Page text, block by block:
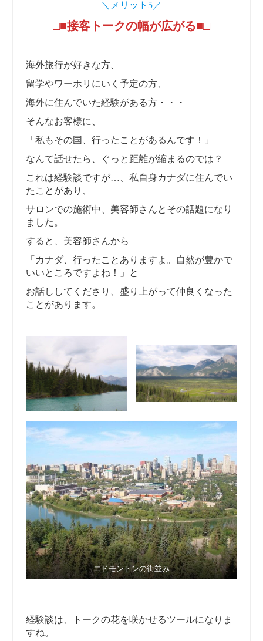
＼メリット5／
□■接客トークの幅が広がる■□
海外旅行が好きな方、
留学やワーホリにいく予定の方、
海外に住んでいた経験がある方・・・
そんなお客様に、
「私もその国、行ったことがあるんです！」
なんて話せたら、ぐっと距離が縮まるのでは？
これは経験談ですが…、私自身カナダに住んでい
たことがあり、
サロンでの施術中、美容師さんとその話題になり
ました。
すると、美容師さんから
「カナダ、行ったことありますよ。自然が豊かで
いいところですよね！」と
お話ししてくださり、盛り上がって仲良くなった
ことがあります。
エドモントンの街並み
経験談は、トークの花を咲かせるツールになりま
すね。